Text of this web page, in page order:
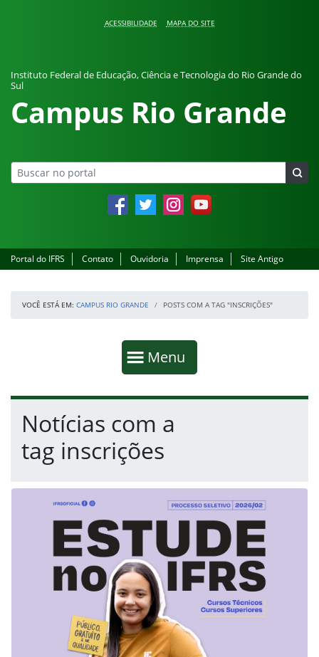
ACESSIBILIDADE MAPA DO SITE
Instituto Federal de Educação, Ciência e Tecnologia do Rio Grande do
Sul
Campus Rio Grande
Facebook Twitter InstagramYouTube
Portal do IFRS Contato Ouvidoria Imprensa Site Antigo
VOCÊ ESTÁ EM: CAMPUS RIO GRANDE POSTS COM A TAG "INSCRIÇÕES"
Mostrar
Menu
Fim da navegação
Início do conteúdo
Notícias com a
tag inscrições